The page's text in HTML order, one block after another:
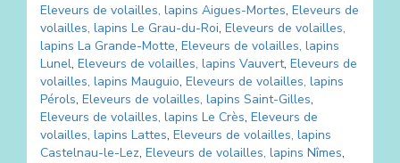
Eleveurs de volailles, lapins Aigues-Mortes, Eleveurs de
volailles, lapins Le Grau-du-Roi, Eleveurs de volailles,
lapins La Grande-Motte, Eleveurs de volailles, lapins
Lunel, Eleveurs de volailles, lapins Vauvert, Eleveurs de
volailles, lapins Mauguio, Eleveurs de volailles, lapins
Pérols, Eleveurs de volailles, lapins Saint-Gilles,
Eleveurs de volailles, lapins Le Crès, Eleveurs de
volailles, lapins Lattes, Eleveurs de volailles, lapins
Castelnau-le-Lez, Eleveurs de volailles, lapins Nîmes,